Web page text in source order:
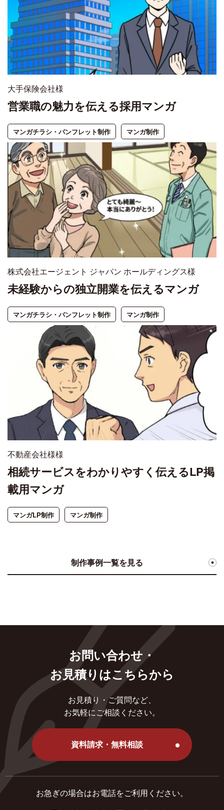
大手保険会社様
営業職の魅力を伝える採用マンガ
マンガチラシ・パンフレット制作 マンガ制作
株式会社エージェント ジャパン ホールディングス様
未経験からの独立開業を伝えるマンガ
マンガチラシ・パンフレット制作 マンガ制作
不動産会社様様
相続サービスをわかりやすく伝えるLP掲
載用マンガ
マンガLP制作 マンガ制作
制作事例一覧を見る
お問い合わせ・
お見積りはこちらから
お見積り・ご質問など、
お気軽にご相談ください。
資料請求・無料相談
お急ぎの場合はお電話をご利用ください。